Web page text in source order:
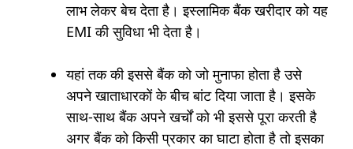
लाभ लेकर बेच देता है। इस्लामिक बैंक खरीदार को यह
EMI की सुविधा भी देता है।
यहां तक की इससे बैंक को जो मुनाफा होता है उसे
अपने खाताधारकों के बीच बांट दिया जाता है। इसके
साथ-साथ बैंक अपने खर्चों को भी इससे पूरा करती है
अगर बैंक को किसी प्रकार का घाटा होता है तो इसका